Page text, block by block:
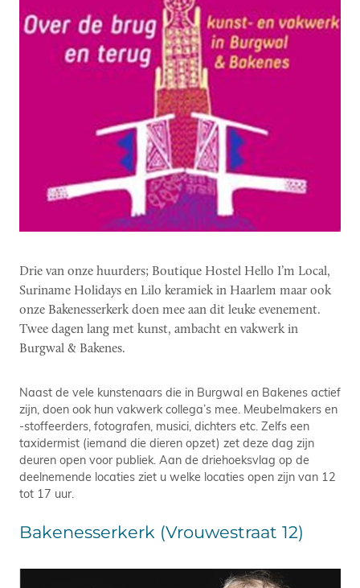
Drie van onze huurders; Boutique Hostel Hello I’m Local,
Suriname Holidays en Lilo keramiek in Haarlem maar ook
onze Bakenesserkerk doen mee aan dit leuke evenement.
Twee dagen lang met kunst, ambacht en vakwerk in
Burgwal & Bakenes.
Naast de vele kunstenaars die in Burgwal en Bakenes actief
zijn, doen ook hun vakwerk collega’s mee. Meubelmakers en
-stoffeerders, fotografen, musici, dichters etc. Zelfs een
taxidermist (iemand die dieren opzet) zet deze dag zijn
deuren open voor publiek. Aan de driehoeksvlag op de
deelnemende locaties ziet u welke locaties open zijn van 12
tot 17 uur.
Bakenesserkerk (Vrouwestraat 12)